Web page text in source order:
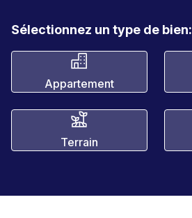
Sélectionnez un type de bien:
Appartement
Terrain